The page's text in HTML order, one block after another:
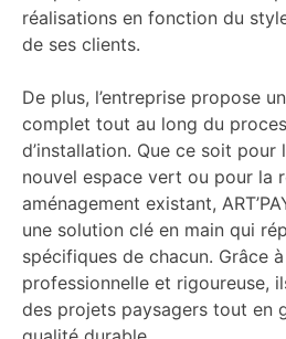
réalisations en fonction du
de ses clients.
De plus, l’entreprise propose
complet tout au long du
d’installation. Que ce soit pour
nouvel espace vert ou pour la
aménagement existant,
une solution clé en main qui
spécifiques de chacun. Grâce
professionnelle et rigoureuse,
des projets paysagers tout en